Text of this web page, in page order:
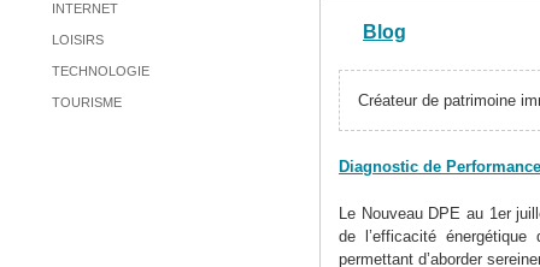
INTERNET
LOISIRS
TECHNOLOGIE
TOURISME
Blog
Créateur de patrimoine
Diagnostic de
Le Nouveau DPE au 1er
de l’efficacité
permettant d’aborder